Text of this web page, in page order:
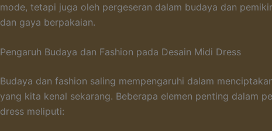
mode, tetapi juga oleh pergeseran dalam budaya dan
dan gaya berpakaian.
Pengaruh Budaya dan Fashion pada Desain Midi Dress
Budaya dan fashion saling mempengaruhi dalam
yang kita kenal sekarang. Beberapa elemen penting dalam
dress meliputi: